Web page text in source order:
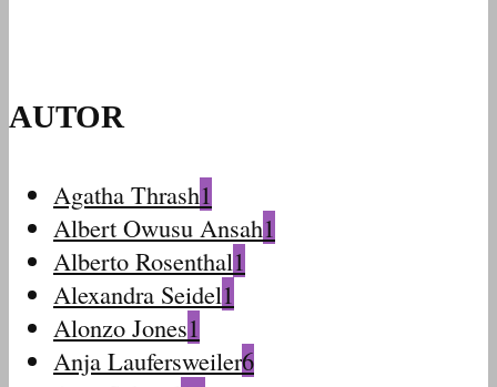
AUTOR
Agatha Thrash1
Albert Owusu Ansah1
Alberto Rosenthal1
Alexandra Seidel1
Alonzo Jones1
Anja Laufersweiler6